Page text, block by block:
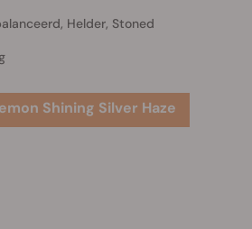
Helder, Stoned
Shining Silver Haze